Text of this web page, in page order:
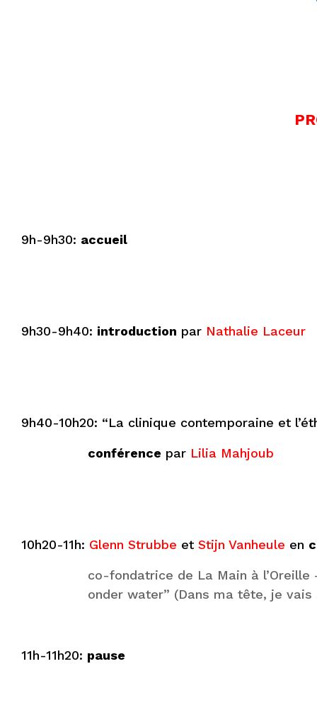
9h-9h30: accueil
9h30-9h40: introduction par Nathalie Laceur
9h40-10h20: “La clinique contemporaine et
conférence par Lilia Mahjoub
10h20-11h: Glenn Strubbe et Stijn Vanheule en
co-fondatrice de La Main à
onder water” (Dans ma tête, je vais
11h-11h20: pause